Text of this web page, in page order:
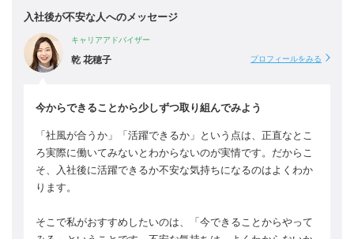
入社後が不安な人へのメッセージ
キャリアアドバイザー
乾 花穂子 プロフィールをみる
今からできることから少しずつ取り組んでみよう
「社風が合うか」「活躍できるか」という点は、正直なとこ
ろ実際に働いてみないとわからないのが実情です。だからこ
そ、入社後に活躍できるか不安な気持ちになるのはよくわか
ります。
そこで私がおすすめしたいのは、「今できることからやって